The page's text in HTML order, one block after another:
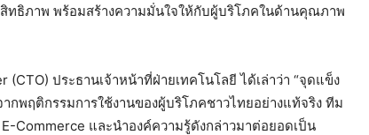
ทธิภาพ พร้อมสร้างความมั่นใจให้กับผู้บริโภคในด้านคุณภาพ
ประธานเจ้าหน้าที่ฝ่ายเทคโนโลยี ได้เล่าว่า “จุดแข็ง
กพฤติกรรมการใช้งานของผู้บริโภคชาวไทยอย่างแท้จริง ทีม
Commerce และนำองค์ความรู้ดังกล่าวมาต่อยอดเป็น